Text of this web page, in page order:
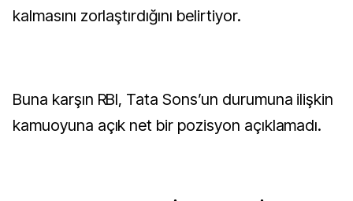
kalmasını zorlaştırdığını belirtiyor.
Buna karşın RBI, Tata Sons’un durumuna ilişkin
kamuoyuna açık net bir pozisyon açıklamadı.